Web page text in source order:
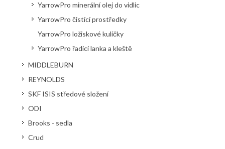
YarrowPro minerální olej do vidlic
YarrowPro čistící prostředky
YarrowPro ložiskové kuličky
YarrowPro řadící lanka a kleště
MIDDLEBURN
REYNOLDS
SKF ISIS středové složení
ODI
Brooks - sedla
Crud